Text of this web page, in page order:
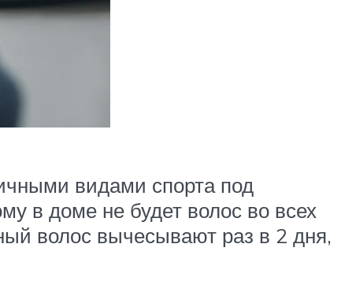
видами спорта под
в доме не будет волос во всех
волос вычесывают раз в 2 дня,